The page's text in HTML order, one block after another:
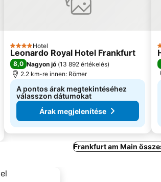
4 Kategória
Hotel
Leonardo Royal Hotel Frankfurt
8,0 Nagyon jó (13 892 értékelés)
2.2 km-re innen: Römer
A pontos árak megtekintéséhez
válasszon dátumokat
Árak megjelenítése
Frankfurt am Main